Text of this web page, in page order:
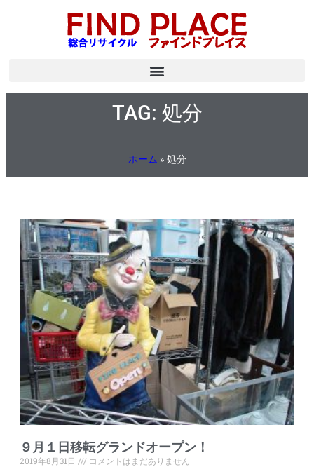
TAG: 処分
ホーム » 処分
９月１日移転グランドオープン！
2019年8月31日
コメントはまだありません